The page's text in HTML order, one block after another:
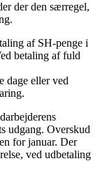
der den særregel,
af SH-penge i
betaling af fuld
dage eller ved
udgang. Overskud
for januar. Der
ved udbetaling